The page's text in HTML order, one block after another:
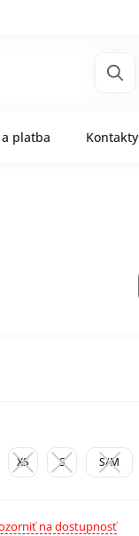
platba Kontakty
XS S S/M
na dostupnosť